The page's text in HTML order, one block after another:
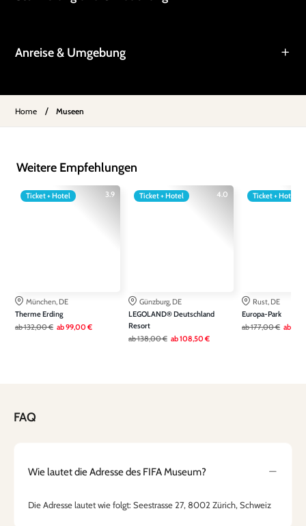
Anreise & Umgebung
Home / Museen
Weitere Empfehlungen
3.9
Ticket + Hotel
München, DE
Therme Erding
ab132,00 € ab99,00 €
4.0
Ticket + Hotel
Günzburg, DE
LEGOLAND® Deutschland
Resort
ab138,00 € ab108,50 €
Ticket + Hotel
Rust, DE
Europa-Park
ab177,00 € ab
FAQ
Wie lautet die Adresse des FIFA Museum?
Die Adresse lautet wie folgt: Seestrasse 27, 8002 Zürich, Schweiz